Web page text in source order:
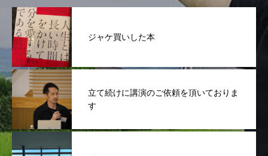
ジャケ買いした本
立て続けに講演のご依頼を頂いておりま
す